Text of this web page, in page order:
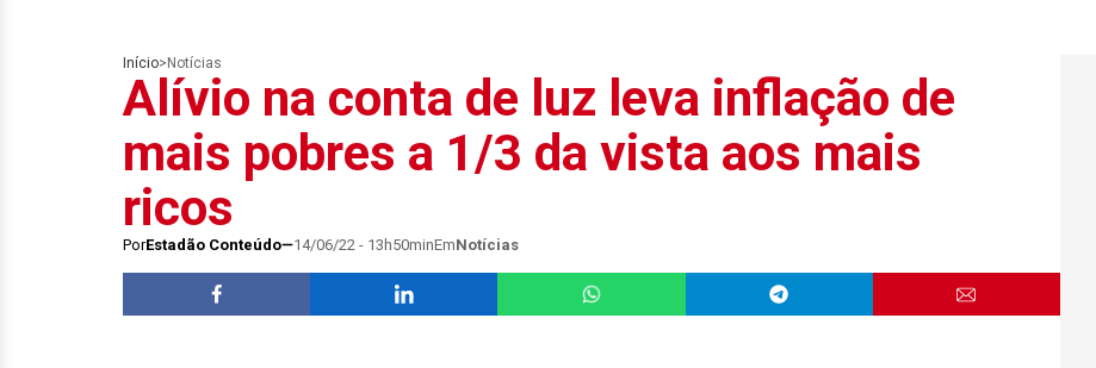
Início> Notícias
Alívio na conta de luz leva inflação de
mais pobres a 1/3 da vista aos mais
ricos
PorEstadão Conteúdo 14/06/22 - 13h50minEmNotícias